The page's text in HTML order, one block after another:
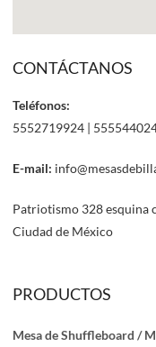
CONTÁCTANOS
Teléfonos:
5552719924 |
E-mail:
Patriotismo 328 esquina
Ciudad de México
PRODUCTOS
Mesa de Shuffleboard /